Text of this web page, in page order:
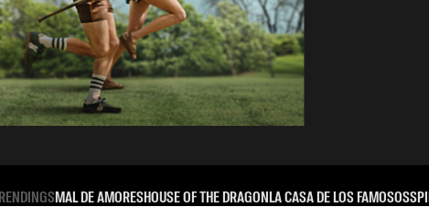
MAL DE AMORESHOUSE OF THE DRAGONLA CASA DE LOS FAMOSOS